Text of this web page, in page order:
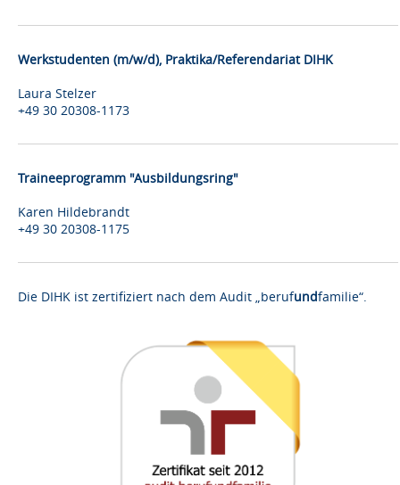
Werkstudenten (m/w/d), Praktika/Referendariat DIHK
Laura Stelzer
+49 30 20308-1173
Traineeprogramm "Ausbildungsring"
Karen Hildebrandt
+49 30 20308-1175
Die DIHK ist zertifiziert nach dem Audit „berufundfamilie“.